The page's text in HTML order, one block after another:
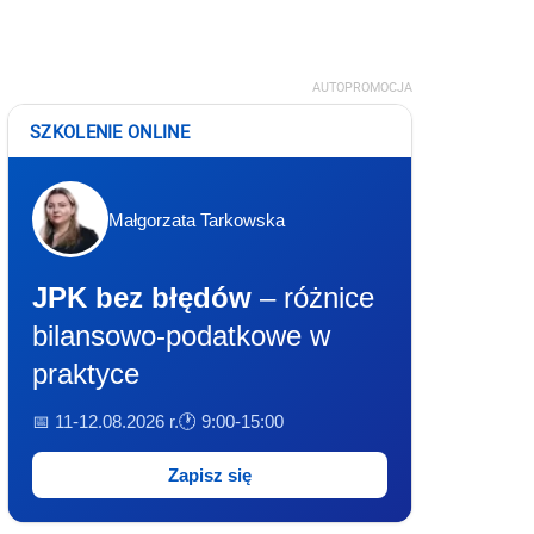
AUTOPROMOCJA
SZKOLENIE ONLINE
Małgorzata Tarkowska
JPK bez błędów – różnice
bilansowo-podatkowe w
praktyce
📅 11-12.08.2026 r.🕐 9:00-15:00
Zapisz się